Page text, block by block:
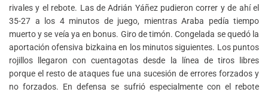
rivales y el rebote. Las de Adrián Yáñez pudieron correr y de ahí el
35-27 a los 4 minutos de juego, mientras Araba pedía tiempo
muerto y se veía ya en bonus. Giro de timón. Congelada se quedó la
aportación ofensiva bizkaina en los minutos siguientes. Los puntos
rojillos llegaron con cuentagotas desde la línea de tiros libres
porque el resto de ataques fue una sucesión de errores forzados y
no forzados. En defensa se sufrió especialmente con el rebote